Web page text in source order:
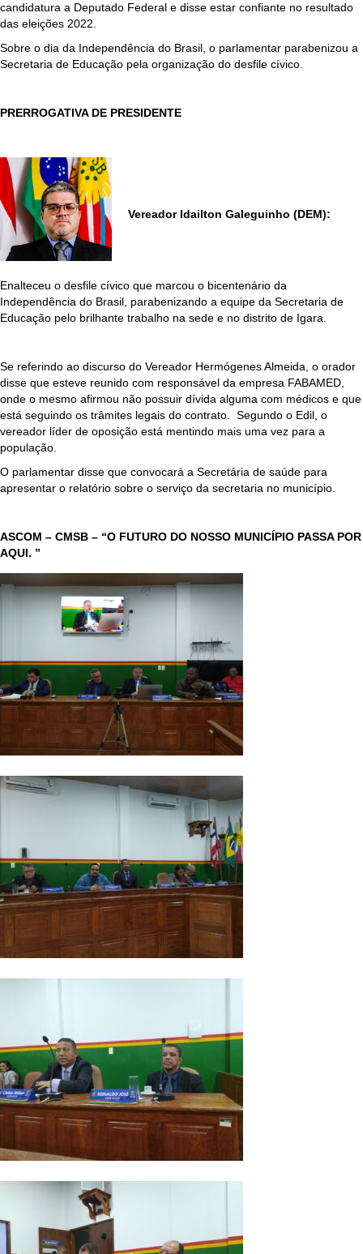
candidatura a Deputado Federal e disse estar confiante no resultado
das eleições 2022.
Sobre o dia da Independência do Brasil, o parlamentar parabenizou a
Secretaria de Educação pela organização do desfile cívico.
PRERROGATIVA DE PRESIDENTE
Vereador Idailton Galeguinho (DEM):
Enalteceu o desfile cívico que marcou o bicentenário da
Independência do Brasil, parabenizando a equipe da Secretaria de
Educação pelo brilhante trabalho na sede e no distrito de Igara.
Se referindo ao discurso do Vereador Hermógenes Almeida, o orador
disse que esteve reunido com responsável da empresa FABAMED,
onde o mesmo afirmou não possuir dívida alguma com médicos e que
está seguindo os trâmites legais do contrato. Segundo o Edil, o
vereador líder de oposição está mentindo mais uma vez para a
população.
O parlamentar disse que convocará a Secretária de saúde para
apresentar o relatório sobre o serviço da secretaria no município.
ASCOM – CMSB – “O FUTURO DO NOSSO MUNICÍPIO PASSA POR
AQUI. ”